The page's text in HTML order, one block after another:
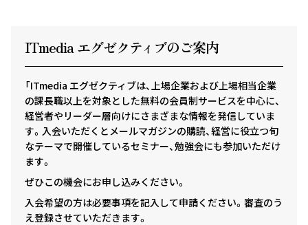
ITmedia エグゼクティ ブのご案内
「ITmedia エグゼクティブは、上場企業および上場相当企業
の課長職以上を対象とした無料の会員制サービスを中心に、
経営者やリーダー層向けにさまざまな情報を発信していま
す。入会いただくとメールマガジンの購読、経営に役立つ旬
なテーマで開催しているセミナー、勉強会にも参加いただけ
ます。
ぜひこの機会にお申し込みください。
入会希望の方は必要事項を記入して申請ください。審査のう
え登録させていただきます。